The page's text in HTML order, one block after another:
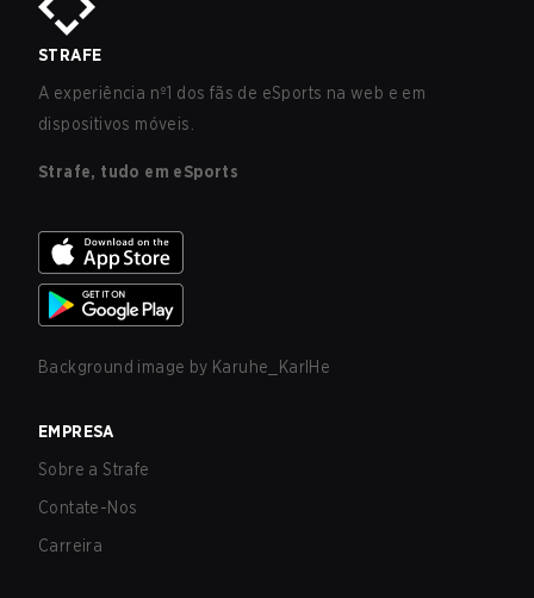
STRAFE
A experiência nº1 dos fãs de eSports na web e em
dispositivos móveis.
Strafe, tudo em eSports
Background image by Karuhe_KarlHe
EMPRESA
Sobre a Strafe
Contate-Nos
Carreira